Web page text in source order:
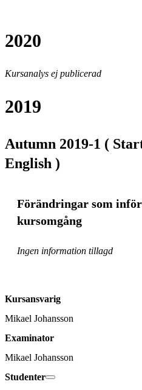
2020
Kursanalys ej publicerad
2019
Autumn 2019-1 (
English )
Förändringar som
kursomgång
Ingen information tillagd
Kursansvarig
Mikael Johansson
Examinator
Mikael Johansson
Studenter